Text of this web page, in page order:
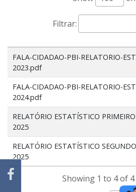
Filtrar:
FALA-CIDADAO-PBI-RELATORIO-
2023.pdf
FALA-CIDADAO-PBI-RELATORIO-
2024.pdf
RELATÓRIO ESTATÍSTICO
2025
RELATÓRIO ESTATÍSTICO
2025
Showing 1 to 4 of